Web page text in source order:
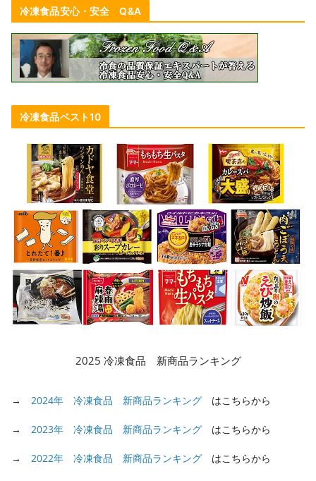
冷凍食品安心・安全 Q&A
冷凍食品ベスト10
2025 冷凍食品 新商品ランキング
→ 2024年 冷凍食品 新商品ランキング はこちらから
→ 2023年 冷凍食品 新商品ランキング はこちらから
→ 2022年 冷凍食品 新商品ランキング はこちらから